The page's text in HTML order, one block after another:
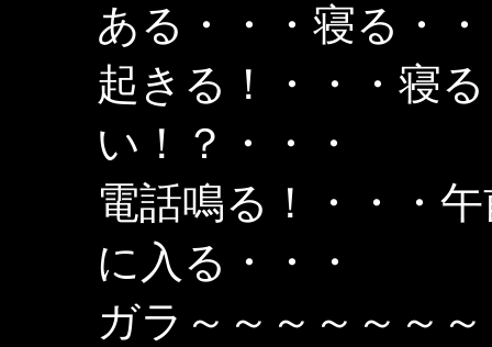
ある・・・寝る・
起きる！・・・寝
い！？・・・
電話鳴る！・・・
に入る・・・
ガラ～～～～～～